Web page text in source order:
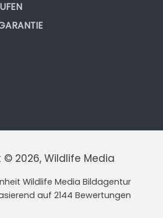
2026, Wildlife Media
Wildlife Media Bildagentur
auf 2144 Bewertungen